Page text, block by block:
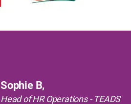
Sophie B,
Head of HR Operations - TEADS